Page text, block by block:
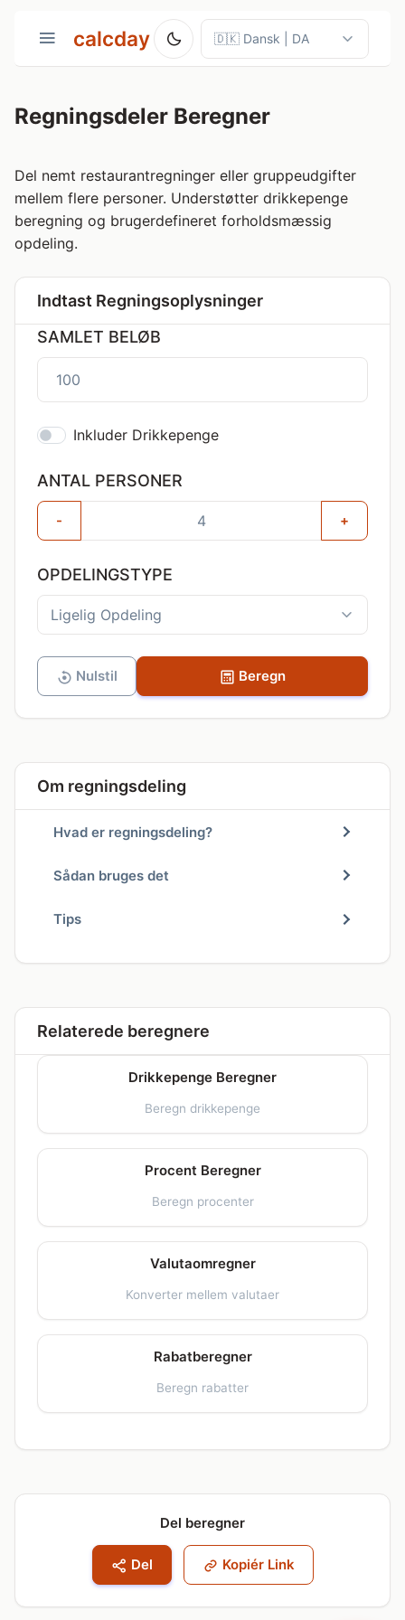
calcday
Regningsdeler Beregner
Del nemt restaurantregninger eller gruppeudgifter
mellem flere personer. Understøtter drikkepenge
beregning og brugerdefineret forholdsmæssig
opdeling.
Indtast Regningsoplysninger
SAMLET BELØB
Inkluder Drikkepenge
ANTAL PERSONER
- +
OPDELINGSTYPE
Nulstil Beregn
Om regningsdeling
Hvad er regningsdeling?
Sådan bruges det
Tips
Relaterede beregnere
Drikkepenge Beregner
Beregn drikkepenge
Procent Beregner
Beregn procenter
Valutaomregner
Konverter mellem valutaer
Rabatberegner
Beregn rabatter
Del beregner
Del Kopiér Link